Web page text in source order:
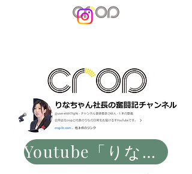
Youtube「りなちゃん社長の奮闘記チャンネル」